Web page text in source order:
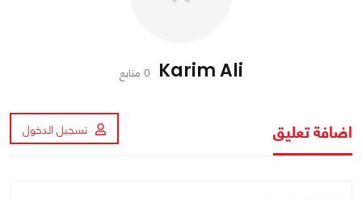
Karim Ali 0 متابع
اضافة تعليق تسجيل الدخول